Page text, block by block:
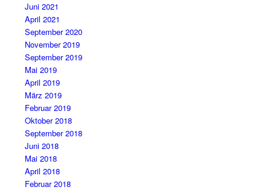
Juni 2021
April 2021
September 2020
November 2019
September 2019
Mai 2019
April 2019
März 2019
Februar 2019
Oktober 2018
September 2018
Juni 2018
Mai 2018
April 2018
Februar 2018